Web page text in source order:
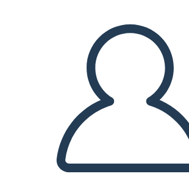
CREATE A STORYBOARD
PLAY SLIDESHOW
READ TO ME